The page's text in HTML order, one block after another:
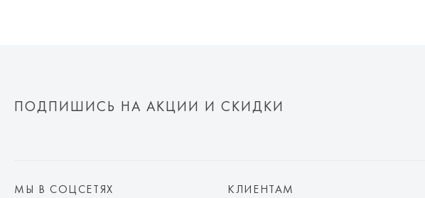
ПОДПИШИСЬ НА АКЦИИ И СКИДКИ
МЫ В СОЦСЕТЯХ
КЛИЕНТАМ